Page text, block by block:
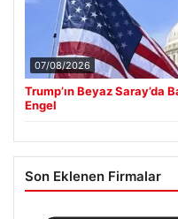
07/08/2026
Trump’ın Beyaz Saray’da
Engel
Son Eklenen Firmalar